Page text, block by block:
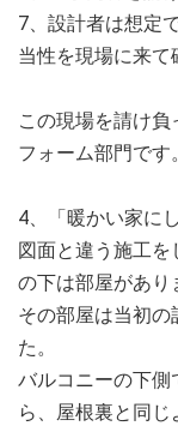
7、設計者は想定
当性を現場に来て
この現場を請け
フォーム部門です。
4、「暖かい家に
図面と違う施工
の下は部屋があり
その部屋は当初
た。
バルコニーの下側
ら、屋根裏と同